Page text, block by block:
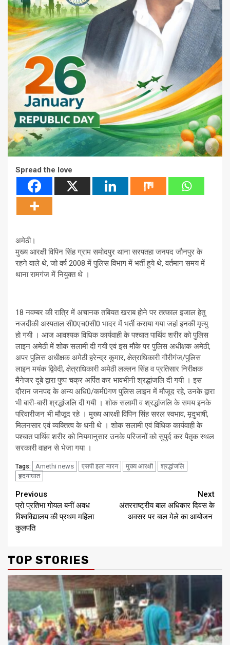
Spread the love
अमेठी।
मुख्य आरक्षी विपिन सिंह ग्राम समोदपुर थाना सरपतहा जनपद जौनपुर के
रहने वाले थे, जो वर्ष 2008 में पुलिस विभाग में भर्ती हुये थे, वर्तमान समय में
थाना रामगंज में नियुक्त थे ।
18 नवम्बर की रात्रि में अचानक तबियत खराब होने पर तत्काल इजाल हेतु
नजदीकी अस्पताल सी0एच0सी0 भादर में भर्ती कराया गया जहां इनकी मृत्यु
हो गयी । आज आवश्यक विधिक कार्यवाही के पश्चात पार्थिव शरीर को पुलिस
लाइन अमेठी में शोक सलामी दी गयी एवं इस मौके पर पुलिस अधीक्षक अमेठी,
अपर पुलिस अधीक्षक अमेठी हरेन्द्र कुमार, क्षेत्राधिकारी गौरीगंज/पुलिस
लाइन मयंक द्विवेदी, क्षेत्राधिकारी अमेठी लल्लन सिंह व प्रतिसार निरीक्षक
मैनेजर दूबे द्वारा पुष्प चक्र अर्पित कर भावभीनी श्रद्धांजलि दी गयी । इस
दौरान जनपद के अन्य अधि0/कर्म0गण पुलिस लाइन में मौजूद रहे, उनके द्वारा
भी बारी-बारी श्रद्धांजलि दी गयी । शोक सलामी व श्रद्धांजलि के समय इनके
परिवारीजन भी मौजूद रहे । मुख्य आरक्षी विपिन सिंह सरल स्वभाव, मृदुभाषी,
मिलनसार एवं व्यक्तित्व के धनी थे । शोक सलामी एवं विधिक कार्यवाही के
पश्चात पार्थिव शरीर को नियमानुसार उनके परिजनों को सुपुर्द कर पैतृक स्थल
सरकारी वाहन से भेजा गया ।
Tags: Amethi news एसपी इला मारन मुख्य आरक्षी
श्रद्धांजलि
हृदयाघात
Continue
Reading
Previous
प्रो प्रतिभा गोयल बनीं अवध
विश्वविद्यालय की प्रथम महिला
कुलपति
Next
अंतरराष्ट्रीय बाल अधिकार दिवस के
अवसर पर बाल मेले का आयोजन
TOP STORIES